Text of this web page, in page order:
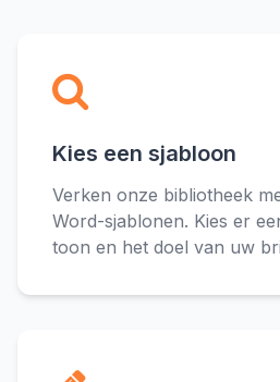
Kies een sjabloon
Verken onze bibliotheek
Word-sjablonen. Kies er
toon en het doel van uw